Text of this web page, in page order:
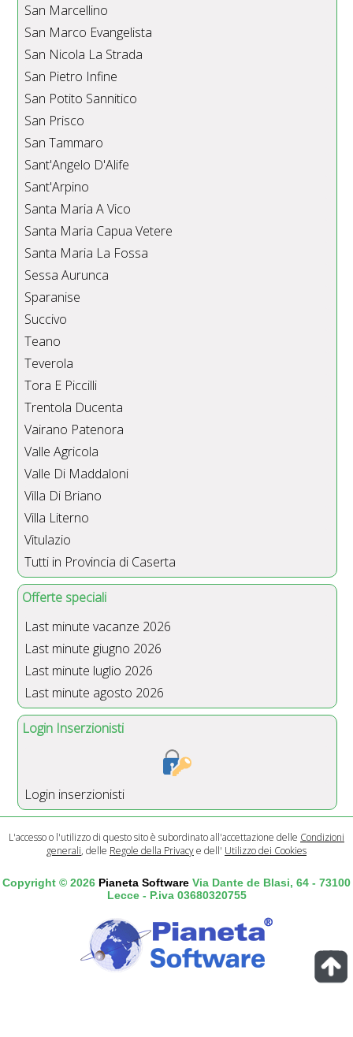
San Marcellino
San Marco Evangelista
San Nicola La Strada
San Pietro Infine
San Potito Sannitico
San Prisco
San Tammaro
Sant'Angelo D'Alife
Sant'Arpino
Santa Maria A Vico
Santa Maria Capua Vetere
Santa Maria La Fossa
Sessa Aurunca
Sparanise
Succivo
Teano
Teverola
Tora E Piccilli
Trentola Ducenta
Vairano Patenora
Valle Agricola
Valle Di Maddaloni
Villa Di Briano
Villa Literno
Vitulazio
Tutti in Provincia di Caserta
Offerte speciali
Last minute vacanze 2026
Last minute giugno 2026
Last minute luglio 2026
Last minute agosto 2026
Login Inserzionisti
Login inserzionisti
L'accesso o l'utilizzo di questo sito è subordinato all'accettazione delle Condizioni
generali, delle Regole della Privacye dell' Utilizzo dei Cookies
Copyright © 2026 Pianeta Software Via Dante de Blasi, 64 - 73100
Lecce - P.iva 03680320755